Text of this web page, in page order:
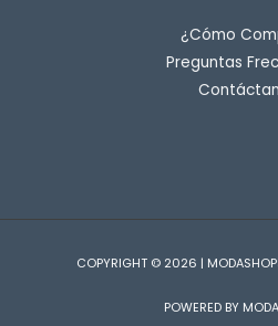
¿Cómo
Preguntas
COPYRIGHT © 2026 |
POWERED BY